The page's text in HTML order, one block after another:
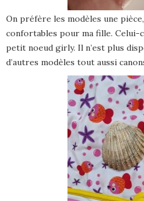
On préfère les modèles une
confortables pour ma fille. Celui-
petit noeud girly. Il n’est plus
d’autres modèles tout aussi